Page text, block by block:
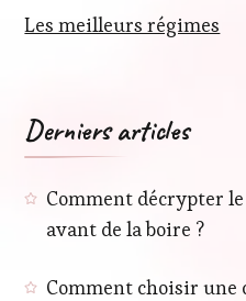
Les meilleurs régimes
Derniers articles
Comment décrypter le
avant de la boire ?
Comment choisir une